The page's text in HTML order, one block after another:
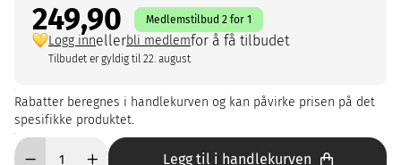
249,90 Medlemstilbud 2 for 1
Logg innellerbli medlemfor å få tilbudet
Tilbudet er gyldig til 22. august
Rabatter beregnes i handlekurven og kan påvirke prisen på det
spesifikke produktet.
Legg til i handlekurven